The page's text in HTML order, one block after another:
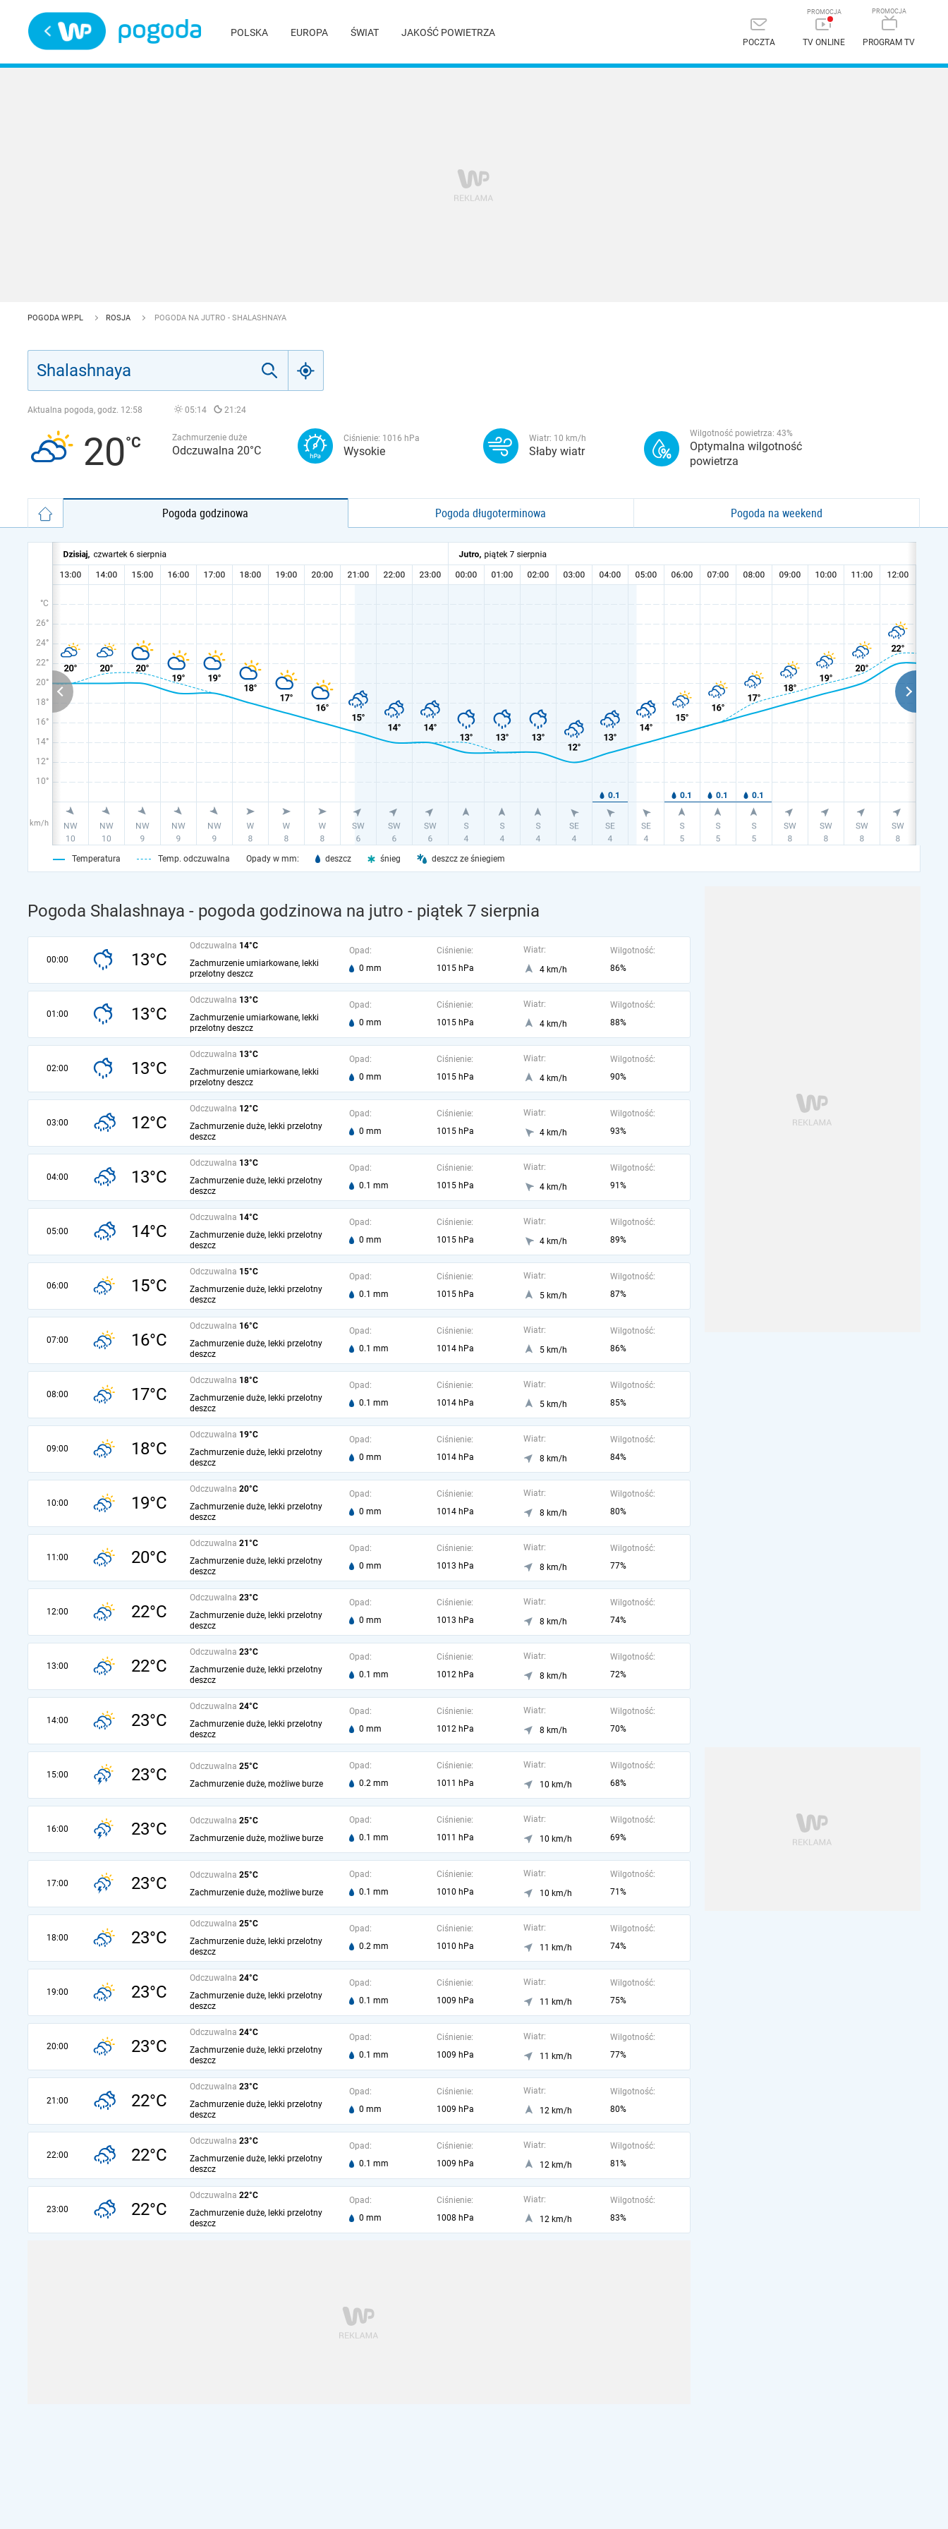
POLSKA EUROPA ŚWIAT JAKOŚĆ POWIETRZA
POCZTA TV ONLINE PROGRAM TV
POGODA WP.PL ROSJA POGODA NA JUTRO - SHALASHNAYA
Aktualna pogoda, godz. 12:58 05:14 21:24
20 Zachmurzenie duże
Odczuwalna 20°C
Ciśnienie: 1016 hPa
Wysokie
Wiatr: 10 km/h
Słaby wiatr
Wilgotność powietrza: 43%
Optymalna wilgotność
powietrza
Pogoda godzinowa Pogoda długoterminowa Pogoda na weekend
°C
26°
24°
22°
20°
18°
16°
14°
12°
10°
km/h
Temperatura Temp. odczuwalna Opady w mm: deszcz śnieg deszcz ze śniegiem
Pogoda Shalashnaya - pogoda godzinowa na jutro - piątek 7 sierpnia
00:00 13°C
Odczuwalna 14°C
Zachmurzenie umiarkowane, lekki
przelotny deszcz
Opad:
0 mm
Ciśnienie:
1015 hPa
Wiatr:
4 km/h
Wilgotność:
86%
01:00 13°C
Odczuwalna 13°C
Zachmurzenie umiarkowane, lekki
przelotny deszcz
Opad:
0 mm
Ciśnienie:
1015 hPa
Wiatr:
4 km/h
Wilgotność:
88%
02:00 13°C
Odczuwalna 13°C
Zachmurzenie umiarkowane, lekki
przelotny deszcz
Opad:
0 mm
Ciśnienie:
1015 hPa
Wiatr:
4 km/h
Wilgotność:
90%
03:00 12°C
Odczuwalna 12°C
Zachmurzenie duże, lekki przelotny
deszcz
Opad:
0 mm
Ciśnienie:
1015 hPa
Wiatr:
4 km/h
Wilgotność:
93%
04:00 13°C
Odczuwalna 13°C
Zachmurzenie duże, lekki przelotny
deszcz
Opad:
0.1 mm
Ciśnienie:
1015 hPa
Wiatr:
4 km/h
Wilgotność:
91%
05:00 14°C
Odczuwalna 14°C
Zachmurzenie duże, lekki przelotny
deszcz
Opad:
0 mm
Ciśnienie:
1015 hPa
Wiatr:
4 km/h
Wilgotność:
89%
06:00 15°C
Odczuwalna 15°C
Zachmurzenie duże, lekki przelotny
deszcz
Opad:
0.1 mm
Ciśnienie:
1015 hPa
Wiatr:
5 km/h
Wilgotność:
87%
07:00 16°C
Odczuwalna 16°C
Zachmurzenie duże, lekki przelotny
deszcz
Opad:
0.1 mm
Ciśnienie:
1014 hPa
Wiatr:
5 km/h
Wilgotność:
86%
08:00 17°C
Odczuwalna 18°C
Zachmurzenie duże, lekki przelotny
deszcz
Opad:
0.1 mm
Ciśnienie:
1014 hPa
Wiatr:
5 km/h
Wilgotność:
85%
09:00 18°C
Odczuwalna 19°C
Zachmurzenie duże, lekki przelotny
deszcz
Opad:
0 mm
Ciśnienie:
1014 hPa
Wiatr:
8 km/h
Wilgotność:
84%
10:00 19°C
Odczuwalna 20°C
Zachmurzenie duże, lekki przelotny
deszcz
Opad:
0 mm
Ciśnienie:
1014 hPa
Wiatr:
8 km/h
Wilgotność:
80%
11:00 20°C
Odczuwalna 21°C
Zachmurzenie duże, lekki przelotny
deszcz
Opad:
0 mm
Ciśnienie:
1013 hPa
Wiatr:
8 km/h
Wilgotność:
77%
12:00 22°C
Odczuwalna 23°C
Zachmurzenie duże, lekki przelotny
deszcz
Opad:
0 mm
Ciśnienie:
1013 hPa
Wiatr:
8 km/h
Wilgotność:
74%
13:00 22°C
Odczuwalna 23°C
Zachmurzenie duże, lekki przelotny
deszcz
Opad:
0.1 mm
Ciśnienie:
1012 hPa
Wiatr:
8 km/h
Wilgotność:
72%
14:00 23°C
Odczuwalna 24°C
Zachmurzenie duże, lekki przelotny
deszcz
Opad:
0 mm
Ciśnienie:
1012 hPa
Wiatr:
8 km/h
Wilgotność:
70%
15:00 23°C Odczuwalna 25°C
Zachmurzenie duże, możliwe burze
Opad:
0.2 mm
Ciśnienie:
1011 hPa
Wiatr:
10 km/h
Wilgotność:
68%
16:00 23°C Odczuwalna 25°C
Zachmurzenie duże, możliwe burze
Opad:
0.1 mm
Ciśnienie:
1011 hPa
Wiatr:
10 km/h
Wilgotność:
69%
17:00 23°C Odczuwalna 25°C
Zachmurzenie duże, możliwe burze
Opad:
0.1 mm
Ciśnienie:
1010 hPa
Wiatr:
10 km/h
Wilgotność:
71%
18:00 23°C
Odczuwalna 25°C
Zachmurzenie duże, lekki przelotny
deszcz
Opad:
0.2 mm
Ciśnienie:
1010 hPa
Wiatr:
11 km/h
Wilgotność:
74%
19:00 23°C
Odczuwalna 24°C
Zachmurzenie duże, lekki przelotny
deszcz
Opad:
0.1 mm
Ciśnienie:
1009 hPa
Wiatr:
11 km/h
Wilgotność:
75%
20:00 23°C
Odczuwalna 24°C
Zachmurzenie duże, lekki przelotny
deszcz
Opad:
0.1 mm
Ciśnienie:
1009 hPa
Wiatr:
11 km/h
Wilgotność:
77%
21:00 22°C
Odczuwalna 23°C
Zachmurzenie duże, lekki przelotny
deszcz
Opad:
0 mm
Ciśnienie:
1009 hPa
Wiatr:
12 km/h
Wilgotność:
80%
22:00 22°C
Odczuwalna 23°C
Zachmurzenie duże, lekki przelotny
deszcz
Opad:
0.1 mm
Ciśnienie:
1009 hPa
Wiatr:
12 km/h
Wilgotność:
81%
23:00 22°C
Odczuwalna 22°C
Zachmurzenie duże, lekki przelotny
deszcz
Opad:
0 mm
Ciśnienie:
1008 hPa
Wiatr:
12 km/h
Wilgotność:
83%